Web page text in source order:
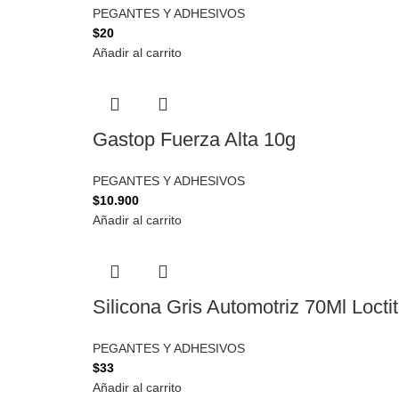
PEGANTES Y ADHESIVOS
$20
Añadir al carrito
Gastop Fuerza Alta 10g
PEGANTES Y ADHESIVOS
$10.900
Añadir al carrito
Silicona Gris Automotriz 70Ml
PEGANTES Y ADHESIVOS
$33
Añadir al carrito